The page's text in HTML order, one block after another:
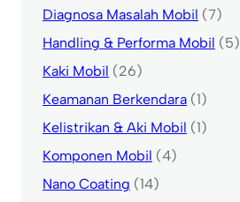
Diagnosa Masalah Mobil (7)
Handling & Performa Mobil (5)
Kaki Mobil (26)
Keamanan Berkendara (1)
Kelistrikan & Aki Mobil (1)
Komponen Mobil (4)
Nano Coating (14)